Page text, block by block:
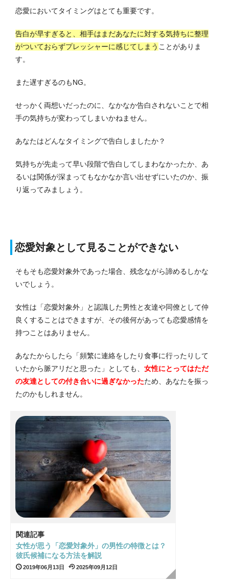
恋愛においてタイミングはとても重要です。
告白が早すぎると、相手はまだあなたに対する気持ちに整理
がついておらずプレッシャーに感じてしまう ことがありま
す。
また遅すぎるのもNG。
せっかく両想いだったのに、なかなか告白されないことで相
手の気持ちが変わってしまいかねません。
あなたはどんなタイミングで告白しましたか？
気持ちが先走って早い段階で告白してしまわなかったか、あ
るいは関係が深まってもなかなか言い出せずにいたのか、振
り返ってみましょう。
恋愛対象として見ることができない
そもそも恋愛対象外であった場合、残念ながら諦めるしかな
いでしょう。
女性は「恋愛対象外」と認識した男性と友達や同僚として仲
良くすることはできますが、その後何があっても恋愛感情を
持つことはありません。
あなたからしたら「頻繁に連絡をしたり食事に行ったりして
いたから脈アリだと思った」としても、 女性にとってはただ
の友達としての付き合いに過ぎなかったため、あなたを振っ
たのかもしれません。
関連記事
女性が思う「恋愛対象外」の男性の特徴とは？
彼氏候補になる方法を解説
2019年06月13日 2025年09月12日